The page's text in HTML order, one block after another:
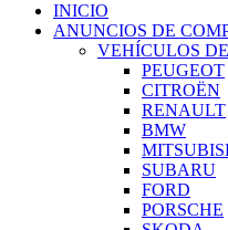
INICIO
ANUNCIOS DE
VEHÍCULOS
PEUGEOT
CITROËN
RENAULT
BMW
SUBARU
FORD
PORSCHE